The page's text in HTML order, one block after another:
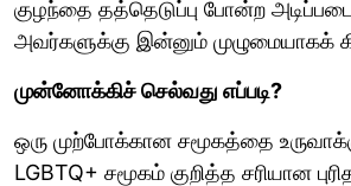
குழந்தை தத்தெடுப்பு போன்ற
அவர்களுக்கு இன்னும் முழுமையாகக்
முன்னோக்கிச் செல்வது எப்படி?
ஒரு முற்போக்கான சமூகத்தை
LGBTQ+ சமூகம் குறித்த சரியான